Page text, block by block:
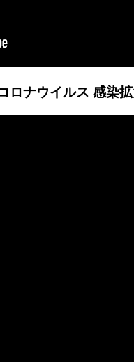
ロナウイルス 感染